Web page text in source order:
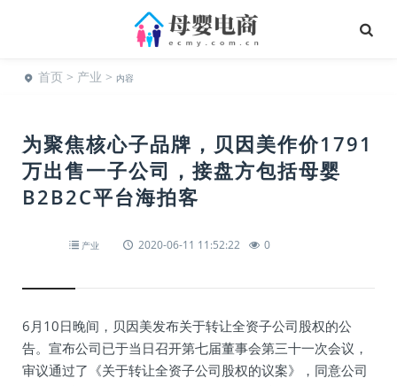
首页 > 产业 > 内容
为聚焦核心子品牌，贝因美作价1791
万出售一子公司，接盘方包括母婴
B2B2C平台海拍客
产业 2020-06-11 11:52:22 0
6月10日晚间，贝因美发布关于转让全资子公司股权的公
告。宣布公司已于当日召开第七届董事会第三十一次会议，
审议通过了《关于转让全资子公司股权的议案》，同意公司